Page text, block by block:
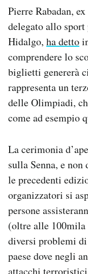
Pierre Rabadan,
delegato allo
Hidalgo, ha detto
comprendere lo
biglietti genererà
rappresenta un
delle Olimpiadi,
come ad esempio
La cerimonia
sulla Senna, e
le precedenti
organizzatori si
persone
(oltre alle 100mila
diversi problemi
paese dove negli